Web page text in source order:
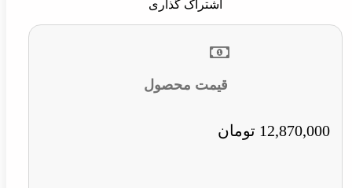
اشتراک گذاری
قیمت محصول
12,870,000 تومان